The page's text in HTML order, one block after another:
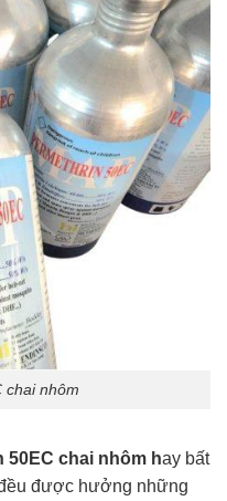
chai nhôm
50EC chai nhôm hay bất
được hưởng những